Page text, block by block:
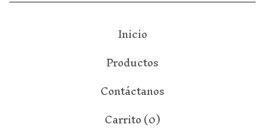
Inicio
Productos
Contáctanos
Carrito (0)